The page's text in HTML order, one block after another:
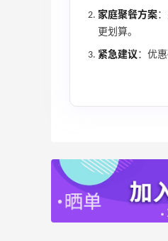
家庭聚餐方案
更划算。
紧急建议 ：优
低至5折
Diesel
Maje US：
Mac
最高2%返利